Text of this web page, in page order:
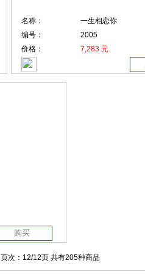
名称：
一生相恋你
编号：
2005
价格：
7,283 元
购买
页次： 12/12页 共有205种商品